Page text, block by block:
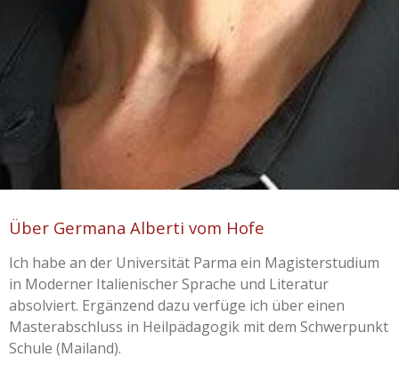
Über Germana Alberti vom Hofe
Ich habe an der Universität Parma ein Magisterstudium
in Moderner Italienischer Sprache und Literatur
absolviert. Ergänzend dazu verfüge ich über einen
Masterabschluss in Heilpädagogik mit dem Schwerpunkt
Schule (Mailand).